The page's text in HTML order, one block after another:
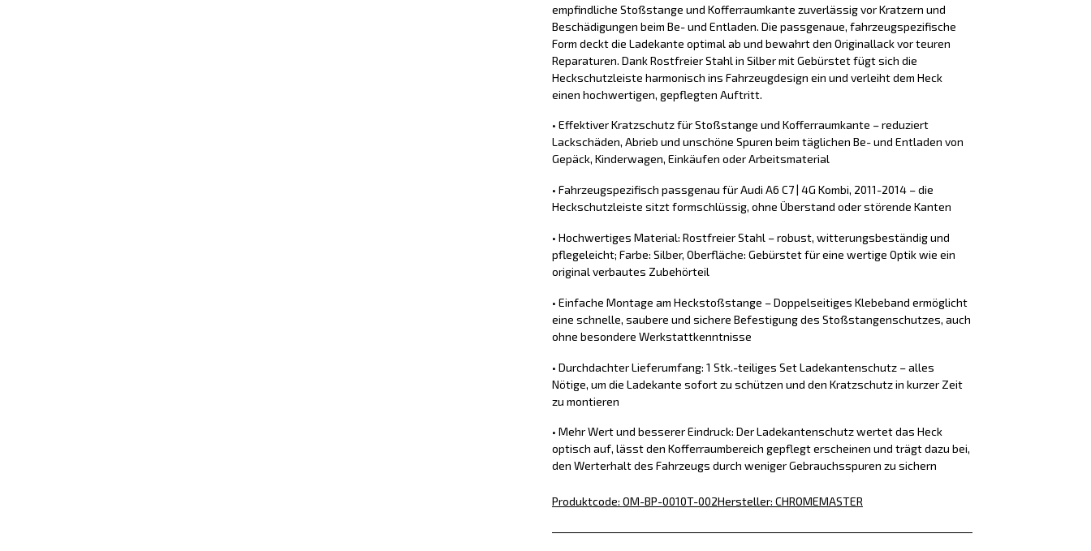
empfindliche Stoßstange und Kofferraumkante zuverlässig vor Kratzern und
Beschädigungen beim Be- und Entladen. Die passgenaue, fahrzeugspezifische
Form deckt die Ladekante optimal ab und bewahrt den Originallack vor teuren
Reparaturen. Dank Rostfreier Stahl in Silber mit Gebürstet fügt sich die
Heckschutzleiste harmonisch ins Fahrzeugdesign ein und verleiht dem Heck
einen hochwertigen, gepflegten Auftritt.
• Effektiver Kratzschutz für Stoßstange und Kofferraumkante – reduziert
Lackschäden, Abrieb und unschöne Spuren beim täglichen Be- und Entladen von
Gepäck, Kinderwagen, Einkäufen oder Arbeitsmaterial
• Fahrzeugspezifisch passgenau für Audi A6 C7 | 4G Kombi, 2011-2014 – die
Heckschutzleiste sitzt formschlüssig, ohne Überstand oder störende Kanten
• Hochwertiges Material: Rostfreier Stahl – robust, witterungsbeständig und
pflegeleicht; Farbe: Silber, Oberfläche: Gebürstet für eine wertige Optik wie ein
original verbautes Zubehörteil
• Einfache Montage am Heckstoßstange – Doppelseitiges Klebeband ermöglicht
eine schnelle, saubere und sichere Befestigung des Stoßstangenschutzes, auch
ohne besondere Werkstattkenntnisse
• Durchdachter Lieferumfang: 1 Stk.-teiliges Set Ladekantenschutz – alles
Nötige, um die Ladekante sofort zu schützen und den Kratzschutz in kurzer Zeit
zu montieren
• Mehr Wert und besserer Eindruck: Der Ladekantenschutz wertet das Heck
optisch auf, lässt den Kofferraumbereich gepflegt erscheinen und trägt dazu bei,
den Werterhalt des Fahrzeugs durch weniger Gebrauchsspuren zu sichern
Produktcode: OM-BP-0010T-002Hersteller: CHROMEMASTER